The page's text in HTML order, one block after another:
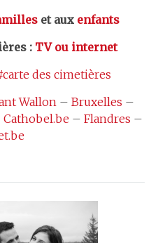
et aux enfants
: TV ou internet
des cimetières
Wallon– Bruxelles –
Cathobel.be – Flandres –